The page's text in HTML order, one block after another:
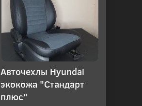
Авточехлы Hyundai
экокожа "Стандарт
плюс"